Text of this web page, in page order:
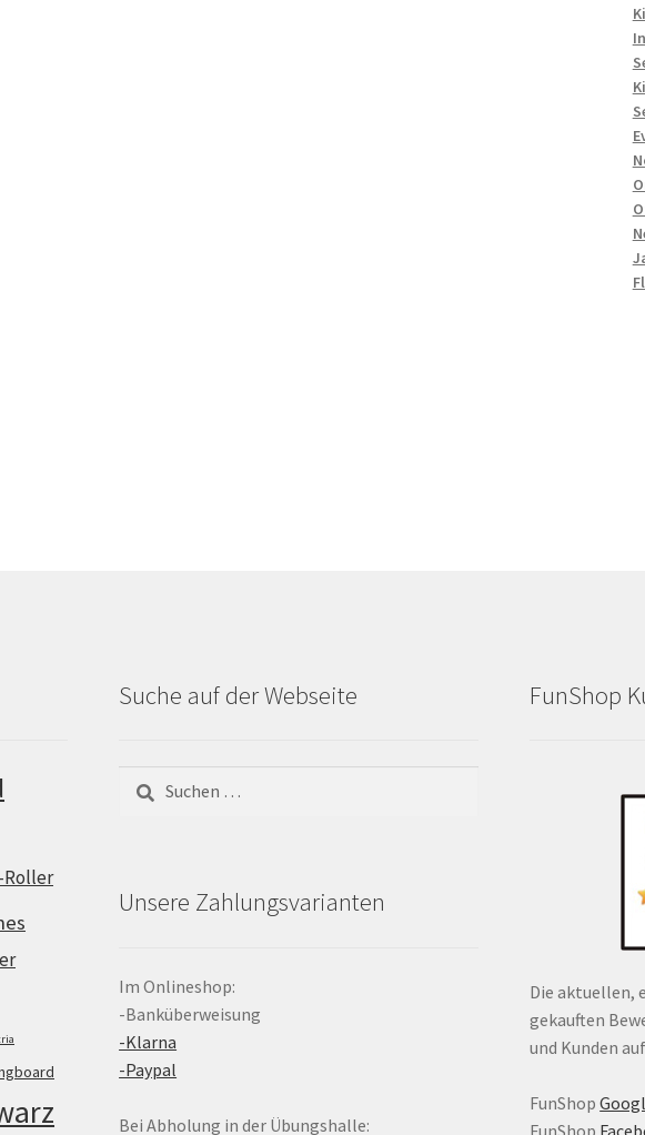
Roller
Suche auf der Webseite
nach:
Unsere Zahlungsvarianten
Im Onlineshop:
-Banküberweisung
-Klarna
-Paypal
Bei Abholung in der Übungshalle:
FunShop
Die aktuellen,
gekauften
und Kunden
FunShop
FunShop